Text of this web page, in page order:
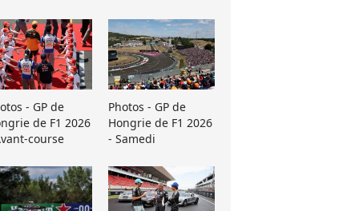
- GP de
de F1 2026
course
Photos - GP de
Hongrie de F1 2026
- Samedi